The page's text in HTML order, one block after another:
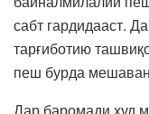
сабт гардидааст.
тарғиботию
пеш бурда
Дар баромади худ